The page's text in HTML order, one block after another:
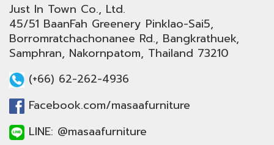
Just In Town Co., Ltd.
45/51 BaanFah Greenery Pinklao-Sai5,
Borromratchachonanee Rd., Bangkrathuek,
Samphran, Nakornpatom, Thailand 73210
(+66) 62-262-4936
Facebook.com/masaafurniture
LINE: @masaafurniture